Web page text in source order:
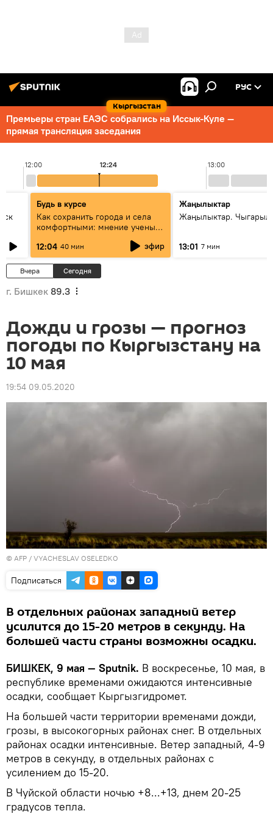
Кыргызстан
РУС
Премьеры стран ЕАЭС собрались на Иссык-Куле —
прямая трансляция заседания
12:00 13:00
12:24
Будь в курсе
Как сохранить города и села
комфортными: мнение ученых
12:04 40 мин эфир
Жаңылыктар
Жаңылыктар.
13:01 7 мин
Вчера Сегодня
г. Бишкек 89.3
Дожди и грозы — прогноз
погоды по Кыргызстану на
10 мая
19:54 09.05.2020
© AFP / VYACHESLAV OSELEDKO
Подписаться
В отдельных районах западный ветер
усилится до 15-20 метров в секунду. На
большей части страны возможны осадки.
БИШКЕК, 9 мая — Sputnik. В воскресенье, 10 мая, в
республике временами ожидаются интенсивные
осадки, сообщает Кыргызгидромет.
На большей части территории временами дожди,
грозы, в высокогорных районах снег. В отдельных
районах осадки интенсивные. Ветер западный, 4-9
метров в секунду, в отдельных районах с
усилением до 15-20.
В Чуйской области ночью +8...+13, днем 20-25
градусов тепла.